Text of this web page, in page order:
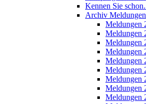
Kennen Sie
Archiv Meldungen
Meldungen
Meldungen
Meldungen
Meldungen
Meldungen
Meldungen
Meldungen
Meldungen
Meldungen